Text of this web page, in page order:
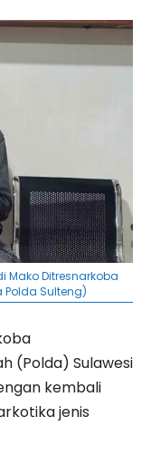
Mako Ditresnarkoba
Polda Sulteng)
(Polda) Sulawesi
kembali
jenis